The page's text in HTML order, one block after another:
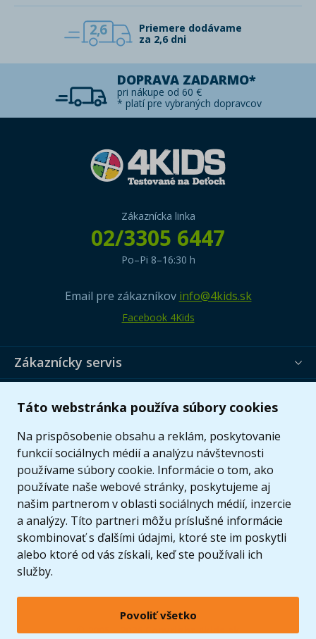
Táto webstránka používa súbory cookies
Na prispôsobenie obsahu a reklám, poskytovanie
funkcií sociálnych médií a analýzu návštevnosti
používame súbory cookie. Informácie o tom, ako
používate naše webové stránky, poskytujeme aj
našim partnerom v oblasti sociálnych médií, inzercie
a analýzy. Títo partneri môžu príslušné informácie
skombinovať s ďalšími údajmi, ktoré ste im poskytli
alebo ktoré od vás získali, keď ste používali ich
služby.
Povoliť všetko
2,6
Priemere dodávame
za 2,6 dni
DOPRAVA ZADARMO*
pri nákupe od 60 €
* platí pre vybraných dopravcov
Zákaznícka linka
02/3305 6447
Po–Pi 8–16:30 h
Email pre zákazníkov info@4kids.sk
Facebook 4Kids
Zákaznícky servis
© 2005 - 2026 Copyright 4kids.sk